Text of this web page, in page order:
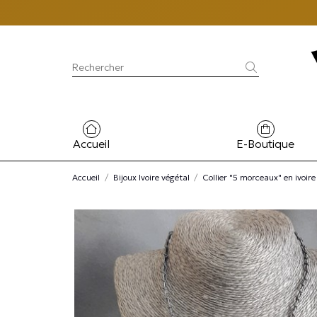
Accueil E-Boutique
Accueil Bijoux Ivoire végétal Collier "5 morceaux" en